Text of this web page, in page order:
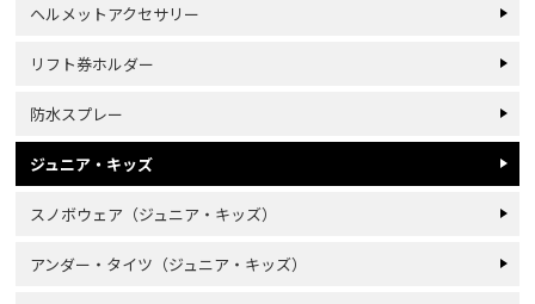
ヘルメットアクセサリー
リフト券ホルダー
防水スプレー
ジュニア・キッズ
スノボウェア（ジュニア・キッズ）
アンダー・タイツ（ジュニア・キッズ）